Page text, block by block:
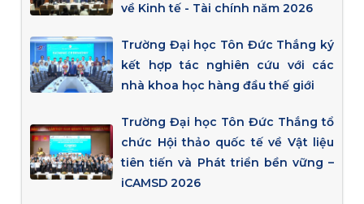
về Kinh tế - Tài chính năm 2026
Trường Đại học Tôn Đức Thắng ký
kết hợp tác nghiên cứu với các
nhà khoa học hàng đầu thế giới
Trường Đại học Tôn Đức Thắng tổ
chức Hội thảo quốc tế về Vật liệu
tiên tiến và Phát triển bền vững –
iCAMSD 2026